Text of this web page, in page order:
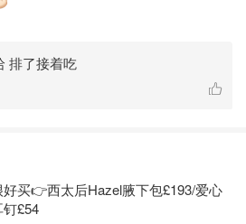
排了接着吃
买👉西太后Hazel腋下包£193/爱心
£54